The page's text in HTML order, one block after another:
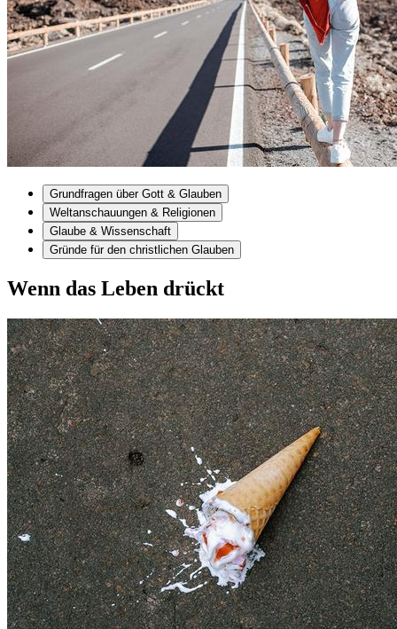
Grundfragen über Gott & Glauben
Weltanschauungen & Religionen
Glaube & Wissenschaft
Gründe für den christlichen Glauben
Wenn das Leben drückt